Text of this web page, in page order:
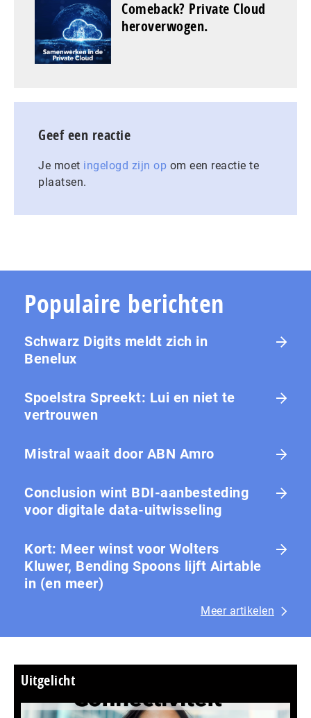
Comeback? Private Cloud
heroverwogen.
Geef een reactie
Je moet ingelogd zijn op om een reactie te
plaatsen.
Populaire berichten
Schwarz Digits meldt zich in
Benelux
Spoelstra Spreekt: Lui en niet te
vertrouwen
Mistral waait door ABN Amro
Conclusion wint BDI-aanbesteding
voor digitale data-uitwisseling
Kort: Meer winst voor Wolters
Kluwer, Bending Spoons lijft Airtable
in (en meer)
Meer artikelen
Uitgelicht